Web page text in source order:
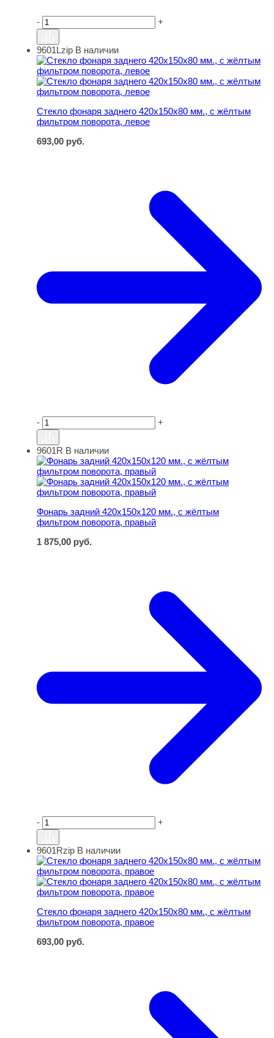
- +
Стекло фонаря заднего 420х150х80 мм., с жёлтым
9601Lzip В наличии
Стекло фонаря заднего 420х150х80 мм., с жёлтым
фильтром поворота, левое
693,00 руб.
- +
Фонарь задний 420х150х120 мм., с жёлтым фильтром
9601R В наличии
Фонарь задний 420х150х120 мм., с жёлтым
фильтром поворота, правый
1 875,00 руб.
- +
Стекло фонаря заднего 420х150х80 мм., с жёлтым
9601Rzip В наличии
Стекло фонаря заднего 420х150х80 мм., с жёлтым
фильтром поворота, правое
693,00 руб.